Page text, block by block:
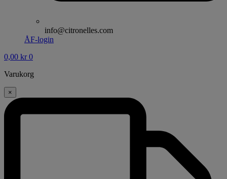
info@citronelles.com
ÅF-login
0,00 kr 0
Varukorg
×